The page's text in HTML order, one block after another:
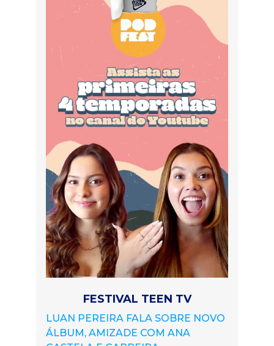
FESTIVAL TEEN TV
LUAN PEREIRA FALA SOBRE NOVO
ÁLBUM, AMIZADE COM ANA